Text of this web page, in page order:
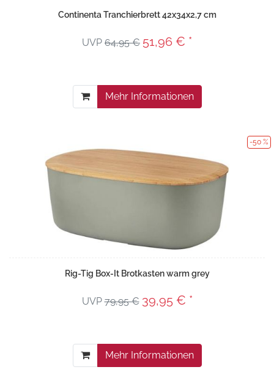
Continenta Tranchierbrett 42x34x2,7 cm
UVP 64,95 € 51,96 € *
Mehr Informationen
-50 %
Rig-Tig Box-It Brotkasten warm grey
UVP79,95 € 39,95 € *
Mehr Informationen